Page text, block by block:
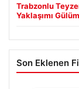
Trabzonlu
Yaklaşımı
Son Eklenen